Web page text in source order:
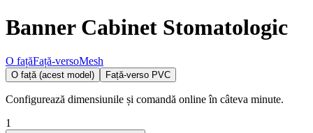
Banner Cabinet Stomatologic
O fațăFață-versoMesh
O față (acest model) Față-verso PVC
Configurează dimensiunile și comandă online în câteva minute.
1